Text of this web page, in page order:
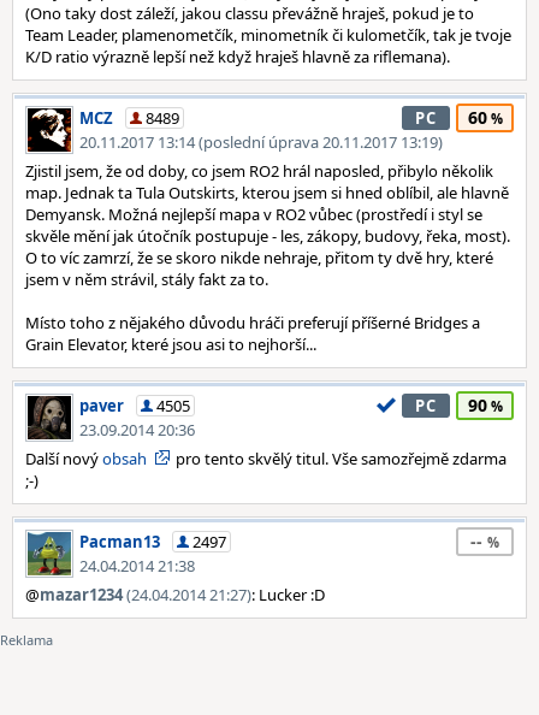
(Ono taky dost záleží, jakou classu převážně hraješ, pokud je to
Team Leader, plamenometčík, minometník či kulometčík, tak je tvoje
K/D ratio výrazně lepší než když hraješ hlavně za riflemana).
MCZ
8489
20.11.2017 13:14 (poslední úprava 20.11.2017 13:19)
PC 60
Zjistil jsem, že od doby, co jsem RO2 hrál naposled, přibylo několik
map. Jednak ta Tula Outskirts, kterou jsem si hned oblíbil, ale hlavně
Demyansk. Možná nejlepší mapa v RO2 vůbec (prostředí i styl se
skvěle mění jak útočník postupuje - les, zákopy, budovy, řeka, most).
O to víc zamrzí, že se skoro nikde nehraje, přitom ty dvě hry, které
jsem v něm strávil, stály fakt za to.
Místo toho z nějakého důvodu hráči preferují příšerné Bridges a
Grain Elevator, které jsou asi to nejhorší...
paver
4505
23.09.2014 20:36
PC 90
Další novýobsah
pro tento skvělý titul. Vše samozřejmě zdarma
;-)
Pacman13
2497
24.04.2014 21:38
--
@mazar1234(24.04.2014 21:27): Lucker :D